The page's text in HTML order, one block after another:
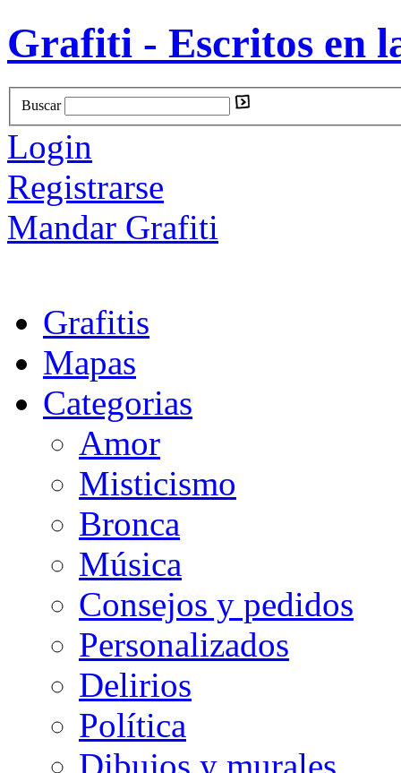
Grafiti - Escritos en
Buscar
Login
Registrarse
Mandar Grafiti
Grafitis
Mapas
Categorias
Amor
Misticismo
Bronca
Música
Consejos y pedidos
Personalizados
Delirios
Política